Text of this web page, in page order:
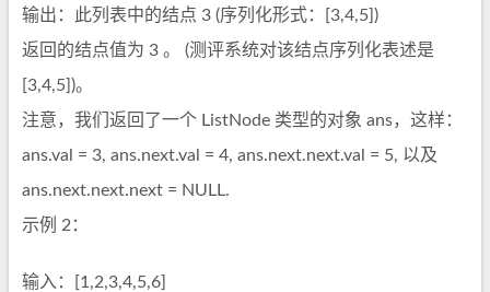
输出：此列表中的结点 3 (序列化形式：[3,4,5])
返回的结点值为 3 。 (测评系统对该结点序列化表述是
[3,4,5])。
注意，我们返回了一个 ListNode 类型的对象 ans，这样：
ans.val = 3, ans.next.val = 4, ans.next.next.val = 5, 以及
ans.next.next.next = NULL.
示例 2：
输入：[1,2,3,4,5,6]